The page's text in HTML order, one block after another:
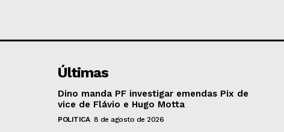
Últimas
Dino manda PF investigar emendas Pix de
vice de Flávio e Hugo Motta
POLITICA 8 de agosto de 2026